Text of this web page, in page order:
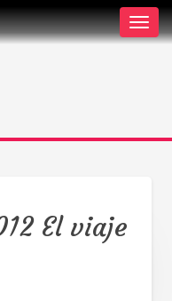
manga,
ツ
El viaje